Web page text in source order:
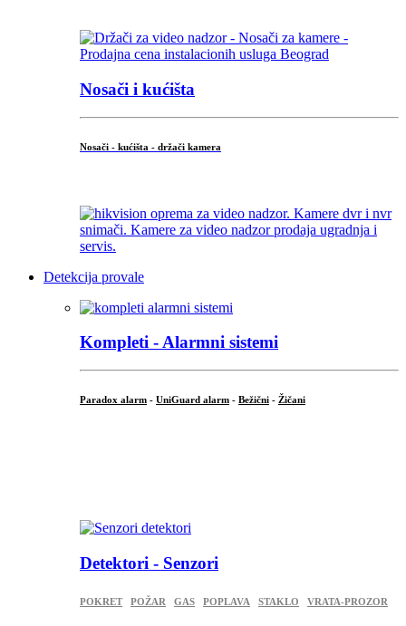
Nosači i kućišta
Nosači - kućišta - držači kamera
Detekcija provale
Kompleti - Alarmni sistemi
Paradox alarm - UniGuard alarm - Bežični - Žičani
Detektori - Senzori
POKRET POŽAR GAS POPLAVA STAKLO VRATA-PROZOR